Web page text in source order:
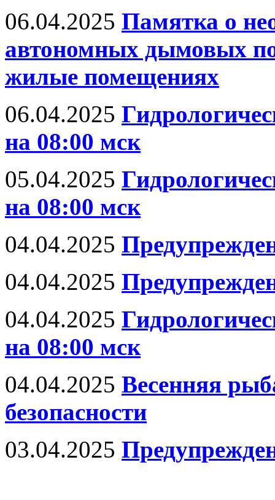
06.04.2025 Памятка о
автономных дымовых
жилые помещениях
06.04.2025
на 08:00 мск
05.04.2025
на 08:00 мск
04.04.2025
04.04.2025
04.04.2025
на 08:00 мск
04.04.2025 Весенняя
безопасности
03.04.2025